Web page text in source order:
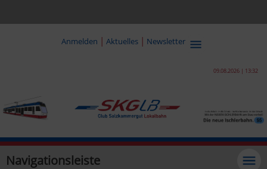
Anmelden | Aktuelles | Newsletter
09.08.2026 | 13:32
Navigationsleiste